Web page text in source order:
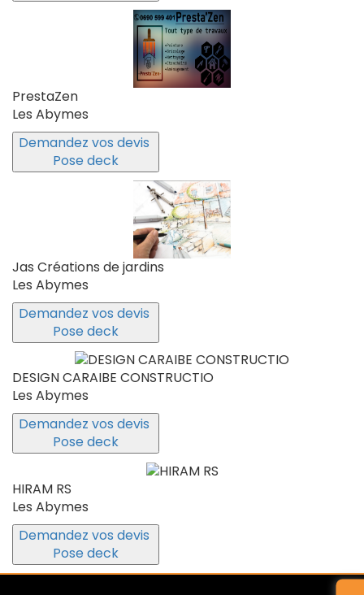
PrestaZen
Les Abymes
Demandez vos devis
Pose deck
Jas Créations de jardins
Les Abymes
Demandez vos devis
Pose deck
DESIGN CARAIBE CONSTRUCTIO
Les Abymes
Demandez vos devis
Pose deck
HIRAM RS
Les Abymes
Demandez vos devis
Pose deck